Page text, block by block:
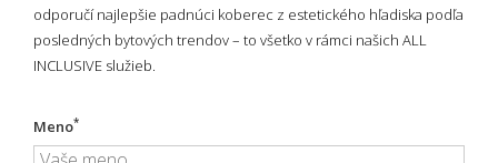
odporučí najlepšie padnúci koberec z estetického hľadiska podľa
posledných bytových trendov – to všetko v rámci našich ALL
INCLUSIVE služieb.
Meno*